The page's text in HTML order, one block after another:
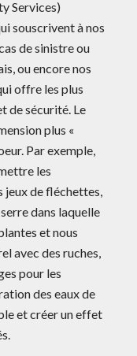
Services)
souscrivent à nos
de sinistre ou
ou encore nos
offre les plus
de sécurité. Le
plus «
Par exemple,
les
jeux de fléchettes,
dans laquelle
et nous
avec des ruches,
pour les
des eaux de
et créer un effet